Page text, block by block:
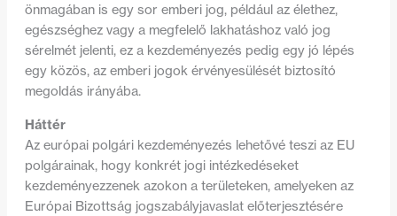
önmagában is egy sor emberi jog, például az élethez,
egészséghez vagy a megfelelő lakhatáshoz való jog
sérelmét jelenti, ez a kezdeményezés pedig egy jó lépés
egy közös, az emberi jogok érvényesülését biztosító
megoldás irányába.
Háttér
Az európai polgári kezdeményezés lehetővé teszi az EU
polgárainak, hogy konkrét jogi intézkedéseket
kezdeményezzenek azokon a területeken, amelyeken az
Európai Bizottság jogszabályjavaslat előterjesztésére